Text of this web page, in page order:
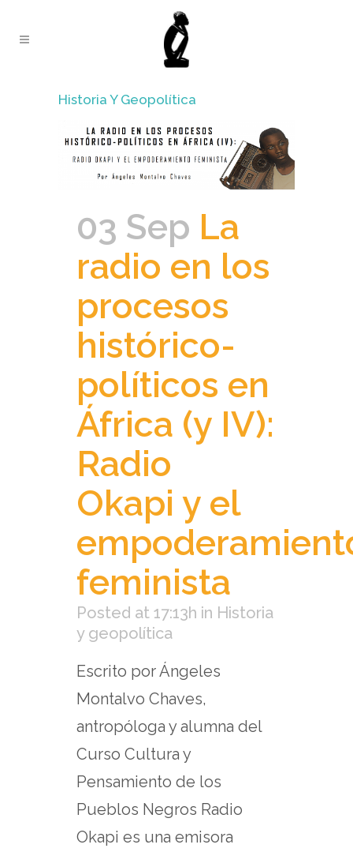
Historia Y Geopolítica
03 Sep La
radio en los
procesos
histórico-
políticos en
África (y IV):
Radio
Okapi y el
feminista
Posted at 17:13h in Historia
y geopolítica
Escrito por Ángeles
Montalvo Chaves,
antropóloga y alumna del
Curso Cultura y
Pensamiento de los
Pueblos Negros Radio
Okapi es una emisora